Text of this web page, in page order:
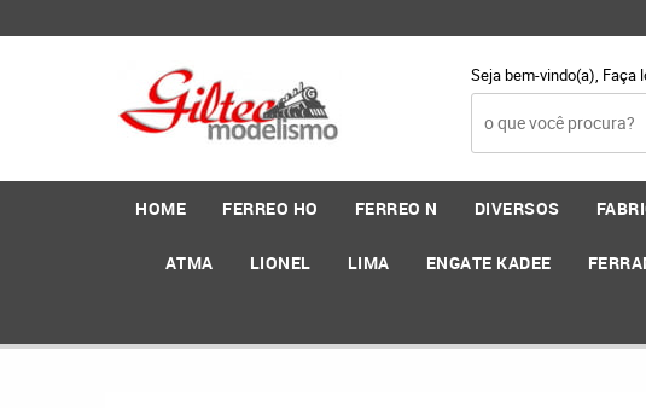
Seja bem-vindo(a), Faça
HOME FERREO HO FERREO N DIVERSOS
ATMA LIONEL LIMA ENGATE KADEE